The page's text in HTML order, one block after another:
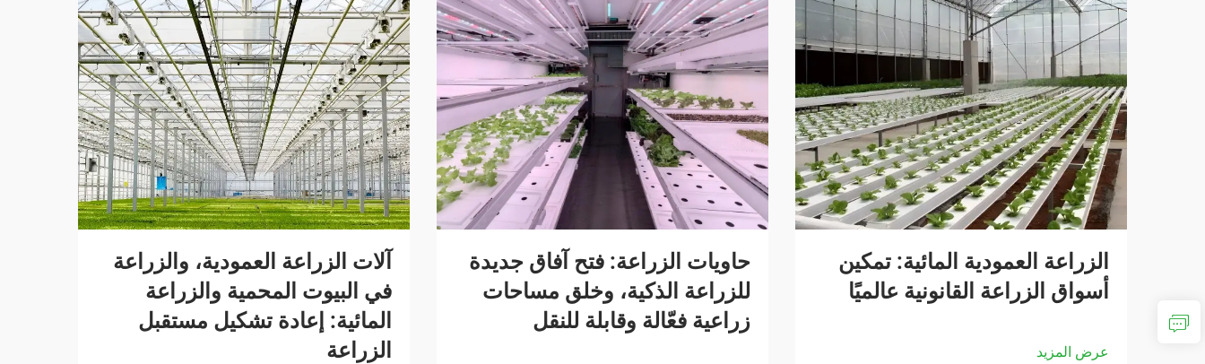
الزراعة العمودية المائية: تمكين
أسواق الزراعة القانونية عالميًا
عرض المزيد
حاويات الزراعة: فتح آفاق جديدة
للزراعة الذكية، وخلق مساحات
زراعية فعّالة وقابلة للنقل
آلات الزراعة العمودية، والزراعة
في البيوت المحمية والزراعة
المائية: إعادة تشكيل مستقبل
الزراعة